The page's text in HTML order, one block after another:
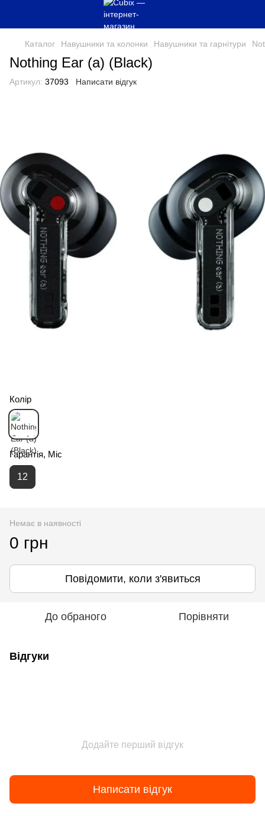
Каталог Навушники та колонки Навушники та гарнітури
Nothing Ear (a) (Black)
Артикул: 37093 Написати відгук
Колір
Гарантія, Міс
12
Немає в наявності
0 грн
Повідомити, коли з'явиться
До обраного Порівняти
Відгуки
Додайте перший відгук
Написати відгук